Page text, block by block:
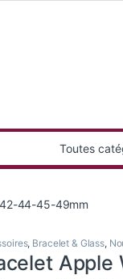
42-44-45-49mm
, Bracelet & Glass,
Apple